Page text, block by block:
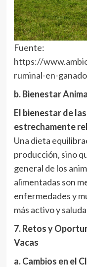
Fuente:
https://
ruminal-en-
b. Bienestar
El bienestar de
estrechamente
Una dieta
producción, sino
general de los
alimentadas son
enfermedades y
más activo y
7. Retos y
Vacas
a. Cambios en el